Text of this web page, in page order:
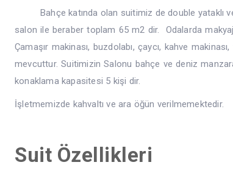
Bahçe katında olan suitimiz de double yataklı
salon ile beraber toplam 65 m2 dir. Odalarda
Çamaşır makinası, buzdolabı, çaycı, kahve
mevcuttur. Suitimizin Salonu bahçe ve deniz
konaklama kapasitesi 5 kişi dir.
İşletmemizde kahvaltı ve ara öğün verilmemektedir.
Suit Özellikleri